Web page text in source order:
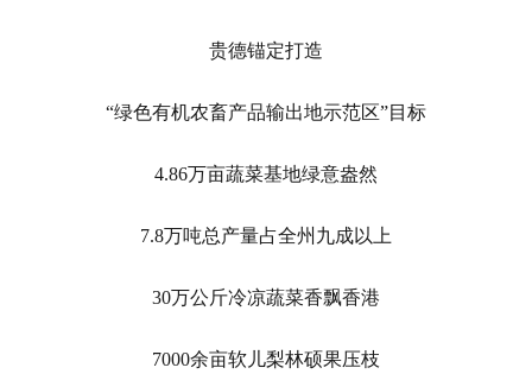
贵德锚定打造
“绿色有机农畜产品输出地示范区”目标
4.86万亩蔬菜基地绿意盎然
7.8万吨总产量占全州九成以上
30万公斤冷凉蔬菜香飘香港
7000余亩软儿梨林硕果压枝